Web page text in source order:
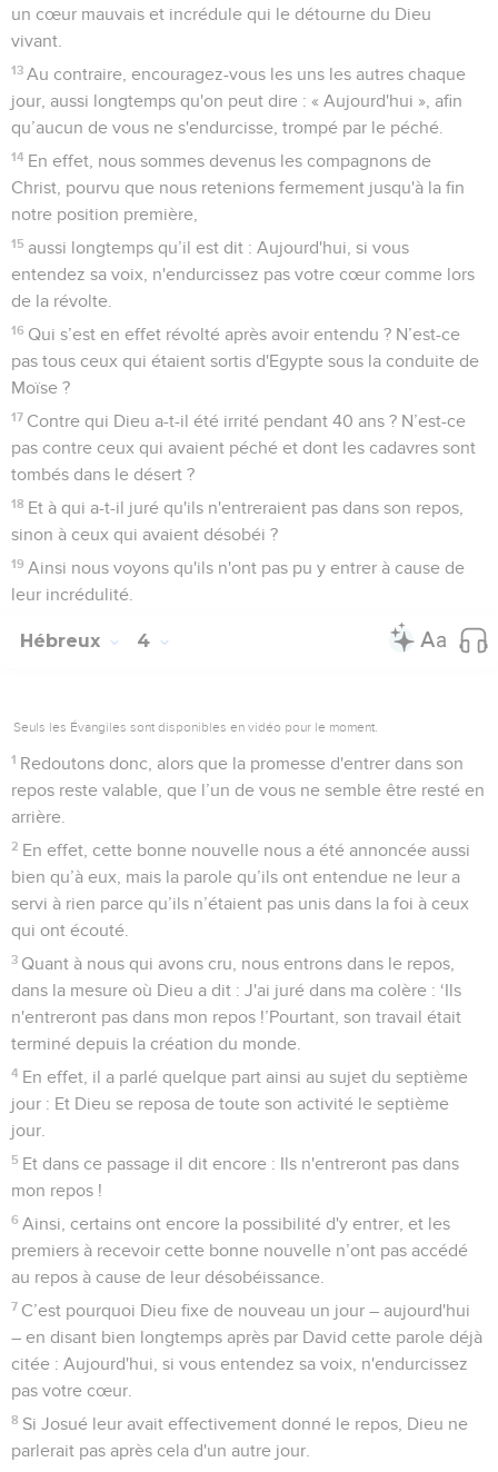
un cœur mauvais et incrédule qui le détourne du Dieu
vivant.
13 Au contraire, encouragez-vous les uns les autres chaque
jour, aussi longtemps qu'on peut dire : « Aujourd'hui », afin
qu’aucun de vous ne s'endurcisse, trompé par le péché.
14 En effet, nous sommes devenus les compagnons de
Christ, pourvu que nous retenions fermement jusqu'à la fin
notre position première,
15 aussi longtemps qu’il est dit : Aujourd'hui, si vous
entendez sa voix, n'endurcissez pas votre cœur comme lors
de la révolte.
16 Qui s’est en effet révolté après avoir entendu ? N’est-ce
pas tous ceux qui étaient sortis d'Egypte sous la conduite de
Moïse ?
17 Contre qui Dieu a-t-il été irrité pendant 40 ans ? N’est-ce
pas contre ceux qui avaient péché et dont les cadavres sont
tombés dans le désert ?
18 Et à qui a-t-il juré qu'ils n'entreraient pas dans son repos,
sinon à ceux qui avaient désobéi ?
19 Ainsi nous voyons qu'ils n'ont pas pu y entrer à cause de
leur incrédulité.
Hébreux 4
Seuls les Évangiles sont disponibles en vidéo pour le moment.
1 Redoutons donc, alors que la promesse d'entrer dans son
repos reste valable, que l’un de vous ne semble être resté en
arrière.
2 En effet, cette bonne nouvelle nous a été annoncée aussi
bien qu’à eux, mais la parole qu’ils ont entendue ne leur a
servi à rien parce qu’ils n’étaient pas unis dans la foi à ceux
qui ont écouté.
3 Quant à nous qui avons cru, nous entrons dans le repos,
dans la mesure où Dieu a dit : J'ai juré dans ma colère : ‘Ils
n'entreront pas dans mon repos !’Pourtant, son travail était
terminé depuis la création du monde.
4 En effet, il a parlé quelque part ainsi au sujet du septième
jour : Et Dieu se reposa de toute son activité le septième
jour.
5 Et dans ce passage il dit encore : Ils n'entreront pas dans
mon repos !
6 Ainsi, certains ont encore la possibilité d'y entrer, et les
premiers à recevoir cette bonne nouvelle n’ont pas accédé
au repos à cause de leur désobéissance.
7 C’est pourquoi Dieu fixe de nouveau un jour – aujourd'hui
– en disant bien longtemps après par David cette parole déjà
citée : Aujourd'hui, si vous entendez sa voix, n'endurcissez
pas votre cœur.
8 Si Josué leur avait effectivement donné le repos, Dieu ne
parlerait pas après cela d'un autre jour.